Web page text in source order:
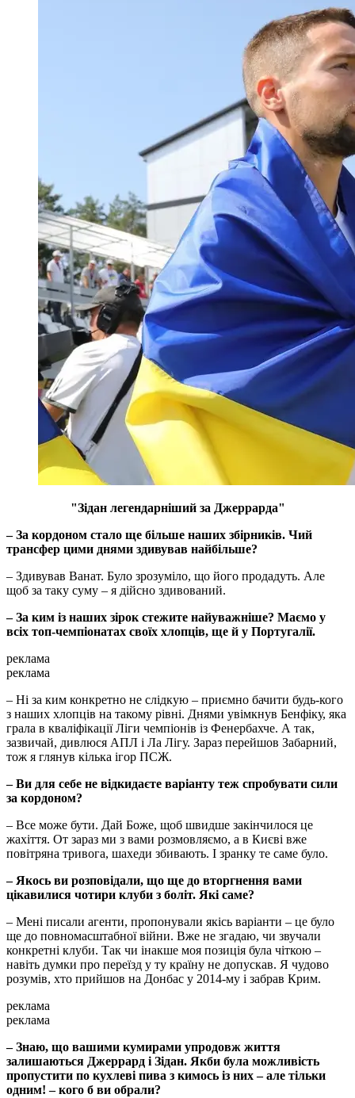
"Зідан легендарніший за Джеррарда"
– За кордоном стало ще більше наших збірників. Чий
трансфер цими днями здивував найбільше?
– Здивував Ванат. Було зрозуміло, що його продадуть. Але
щоб за таку суму – я дійсно здивований.
– За ким із наших зірок стежите найуважніше? Маємо у
всіх топ-чемпіонатах своїх хлопців, ще й у Португалії.
реклама
реклама
– Ні за ким конкретно не слідкую – приємно бачити будь-кого
з наших хлопців на такому рівні. Днями увімкнув Бенфіку, яка
грала в кваліфікації Ліги чемпіонів із Фенербахче. А так,
зазвичай, дивлюся АПЛ і Ла Лігу. Зараз перейшов Забарний,
тож я глянув кілька ігор ПСЖ.
– Ви для себе не відкидаєте варіанту теж спробувати сили
за кордоном?
– Все може бути. Дай Боже, щоб швидше закінчилося це
жахіття. От зараз ми з вами розмовляємо, а в Києві вже
повітряна тривога, шахеди збивають. І зранку те саме було.
– Якось ви розповідали, що ще до вторгнення вами
цікавилися чотири клуби з боліт. Які саме?
– Мені писали агенти, пропонували якісь варіанти – це було
ще до повномасштабної війни. Вже не згадаю, чи звучали
конкретні клуби. Так чи інакше моя позиція була чіткою –
навіть думки про переїзд у ту країну не допускав. Я чудово
розумів, хто прийшов на Донбас у 2014-му і забрав Крим.
реклама
реклама
– Знаю, що вашими кумирами упродовж життя
залишаються Джеррард і Зідан. Якби була можливість
пропустити по кухлеві пива з кимось із них – але тільки
одним! – кого б ви обрали?